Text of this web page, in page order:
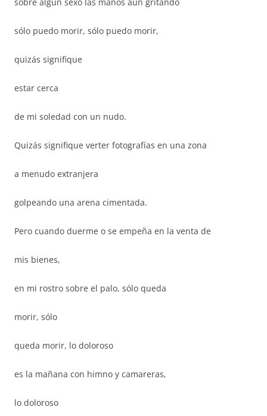
sólo puedo morir, sólo puedo morir,
quizás signifique
estar cerca
de mi soledad con un nudo.
Quizás signifique verter fotografías en una zona
a menudo extranjera
golpeando una arena cimentada.
Pero cuando duerme o se empeña en la venta de
mis bienes,
en mi rostro sobre el palo, sólo queda
morir, sólo
queda morir, lo doloroso
es la mañana con himno y camareras,
lo doloroso